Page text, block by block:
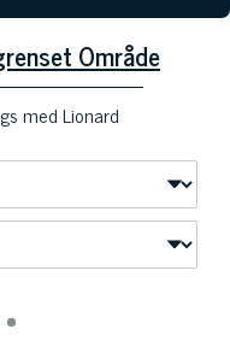
Område
med Lionard